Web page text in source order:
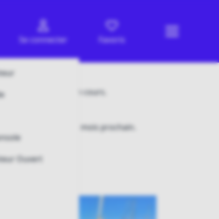
Ouvert
Se connecter Favoris
de bateaux en cours.
en ligne.
à la vente le mois prochain.
préféré.